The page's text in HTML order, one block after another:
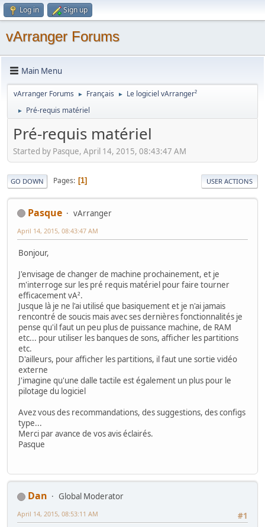
Log in Sign up
vArranger Forums
Main Menu
vArranger Forums ► Français ► Le logiciel vArranger²
► Pré-requis matériel
Pré-requis matériel
Started by Pasque, April 14, 2015, 08:43:47 AM
GO DOWN Pages 1 USER ACTIONS
Pasque vArranger
April 14, 2015, 08:43:47 AM
Bonjour,
J'envisage de changer de machine prochainement, et je
m'interroge sur les pré requis matériel pour faire tourner
efficacement vA².
Jusque là je ne l'ai utilisé que basiquement et je n'ai jamais
rencontré de soucis mais avec ses dernières fonctionnalités je
pense qu'il faut un peu plus de puissance machine, de RAM
etc... pour utiliser les banques de sons, afficher les partitions
etc.
D'ailleurs, pour afficher les partitions, il faut une sortie vidéo
externe
J'imagine qu'une dalle tactile est également un plus pour le
pilotage du logiciel
Avez vous des recommandations, des suggestions, des configs
type...
Merci par avance de vos avis éclairés.
Pasque
Dan
Global Moderator
#1
April 14, 2015, 08:53:11 AM